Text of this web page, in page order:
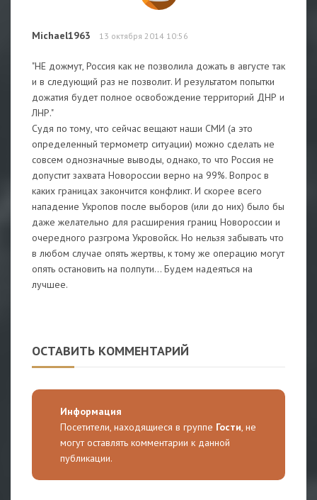
Michael1963 13 октября 2014 10:56
"НЕ дожмут, Россия как не позволила дожать в августе так
и в следующий раз не позволит. И результатом попытки
дожатия будет полное освобождение территорий ДНР и
ЛНР."
Судя по тому, что сейчас вещают наши СМИ (а это
определенный термометр ситуации) можно сделать не
совсем однозначные выводы, однако, то что Россия не
допустит захвата Новороссии верно на 99%. Вопрос в
каких границах закончится конфликт. И скорее всего
нападение Укропов после выборов (или до них) было бы
даже желательно для расширения границ Новороссии и
очередного разгрома Укровойск. Но нельзя забывать что
в любом случае опять жертвы, к тому же операцию могут
опять остановить на полпути... Будем надеяться на
лучшее.
ОСТАВИТЬ КОММЕНТАРИЙ
Информация
Посетители, находящиеся в группе Гости, не
могут оставлять комментарии к данной
публикации.